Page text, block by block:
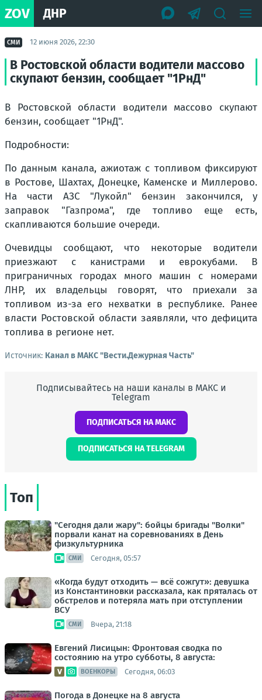
ZOV ДНР
СМИ 12 июня 2026, 22:30
В Ростовской области водители массово
скупают бензин, сообщает "1РнД"
В Ростовской области водители массово скупают
бензин, сообщает "1РнД".
Подробности:
По данным канала, ажиотаж с топливом фиксируют
в Ростове, Шахтах, Донецке, Каменске и Миллерово.
На части АЗС "Лукойл" бензин закончился, у
заправок "Газпрома", где топливо еще есть,
скапливаются большие очереди.
Очевидцы сообщают, что некоторые водители
приезжают с канистрами и еврокубами. В
приграничных городах много машин с номерами
ЛНР, их владельцы говорят, что приехали за
топливом из-за его нехватки в республике. Ранее
власти Ростовской области заявляли, что дефицита
топлива в регионе нет.
Источник: Канал в МАКС "Вести.Дежурная Часть"
Подписывайтесь на наши каналы в МАКС и
Telegram
ПОДПИСАТЬСЯ НА МАКС
ПОДПИСАТЬСЯ НА TELEGRAM
Топ
"Сегодня дали жару": бойцы бригады "Волки"
порвали канат на соревнованиях в День
физкультурника
СМИ Сегодня, 05:57
«Когда будут отходить — всё сожгут»: девушка
из Константиновки рассказала, как пряталась от
обстрелов и потеряла мать при отступлении
ВСУ
СМИ Вчера, 21:18
Евгений Лисицын: Фронтовая сводка по
состоянию на утро субботы, 8 августа:
ВОЕНКОРЫ Сегодня, 06:03
Погода в Донецке на 8 августа